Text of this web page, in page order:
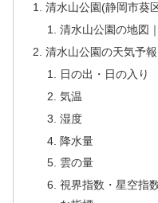
清水山公園(静岡市葵
清水山公園の地図
清水山公園の天気予
日の出・日の入り
気温
湿度
降水量
雲の量
視界指数・星空指